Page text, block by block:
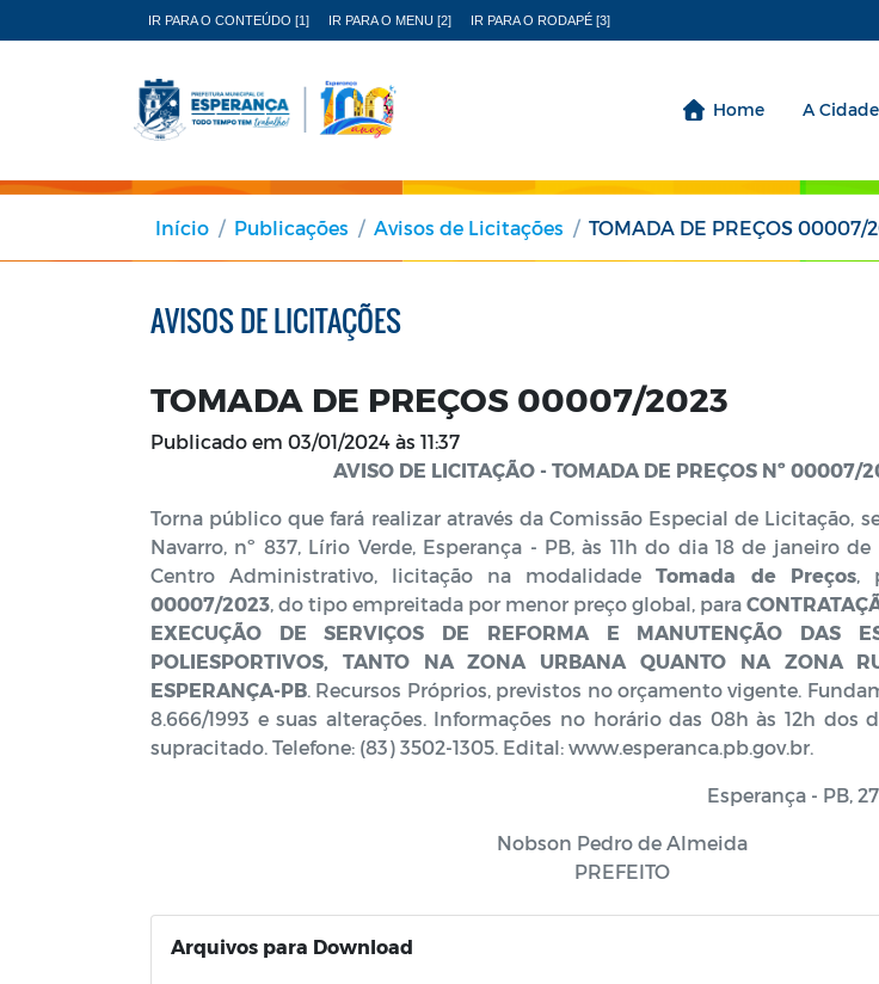
IR PARA O CONTEÚDO [1] IR PARA O MENU [2] IR PARA O RODAPÉ [3]
Home A Cidade
Início Publicações Avisos de Licitações TOMADA DE PREÇOS 00007/
AVISOS DE LICITAÇÕES
TOMADA DE PREÇOS 00007/2023
Publicado em 03/01/2024 às 11:37
AVISO DE LICITAÇÃO - TOMADA DE PREÇOS Nº 00007/
Torna público que fará realizar através da Comissão Especial de Licitação,
Navarro, nº 837, Lírio Verde, Esperança - PB, às 11h do dia 18 de janeiro
Centro Administrativo, licitação na modalidadeTomada de Preços,
00007/2023, do tipo empreitada por menor preço global, para
EXECUÇÃO DE SERVIÇOS DE REFORMA E MANUTENÇÃO DAS
POLIESPORTIVOS, TANTO NA ZONA URBANA QUANTO NA ZONA
ESPERANÇA-PB. Recursos Próprios, previstos no orçamento vigente.
8.666/1993 e suas alterações. Informações no horário das 08h às 12h dos
supracitado. Telefone: (83) 3502-1305. Edital: www.esperanca.pb.gov.br.
Esperança - PB,
Nobson Pedro de Almeida
PREFEITO
Arquivos para Download